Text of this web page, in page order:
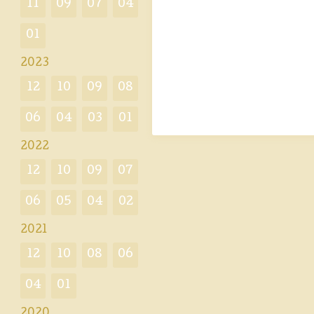
11 09 07 04
01
2023
12 10 09 08
06 04 03 01
2022
12 10 09 07
06 05 04 02
2021
12 10 08 06
04 01